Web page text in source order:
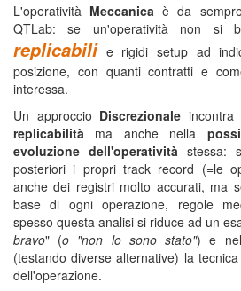
L'operatività Meccanica è da
QTLab: se un'operatività non si
replicabilie rigidi setup ad
posizione, con quanti contratti e
interessa.
Un approccio Discrezionale
replicabilità ma anche nella
evoluzione dell'operatività stessa:
posteriori i propri track record (=le
anche dei registri molto accurati, ma
base di ogni operazione, regole
spesso questa analisi si riduce ad un
bravo" (o "non lo sono stato") e
(testando diverse alternative) la
dell'operazione.